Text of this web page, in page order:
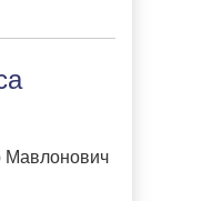
Мавлонович